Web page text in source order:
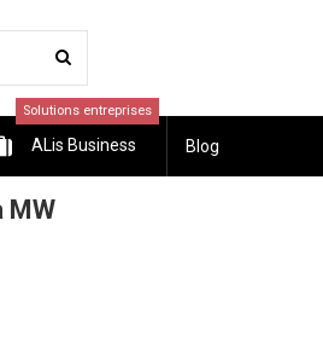
ALis Business
Solutions entreprises
Blog
MW